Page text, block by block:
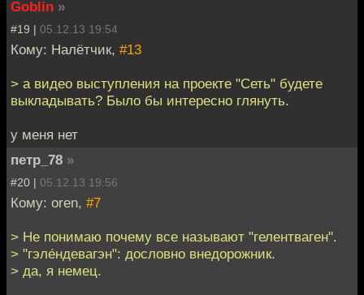
Goblin »
#19 | 05.12.13 19:54
Кому: Налётчик, #13
> а видео выступления на проекте "Сеть" будете
выкладывать? Было бы интересно глянуть.
у меня нет
петр_78 »
#20 | 05.12.13 19:56
Кому: oren, #7
> Не понимаю почему все называют "гелентваген".
> "гэле́ндевагэн": дословно внедорожник.
> да, я немец.